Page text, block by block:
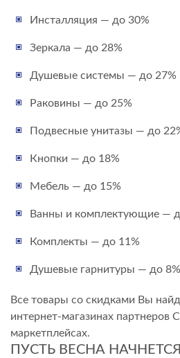
Инсталляция — до 30%
Зеркала — до 28%
Душевые системы — до 27%
Раковины — до 25%
Подвесные унитазы — до
Кнопки — до 18%
Мебель — до 15%
Ванны и комплектующие —
Комплекты — до 11%
Душевые гарнитуры — до 8%
Все товары со скидками Вы
интернет-магазинах партнеров
маркетплейсах.
ПУСТЬ ВЕСНА